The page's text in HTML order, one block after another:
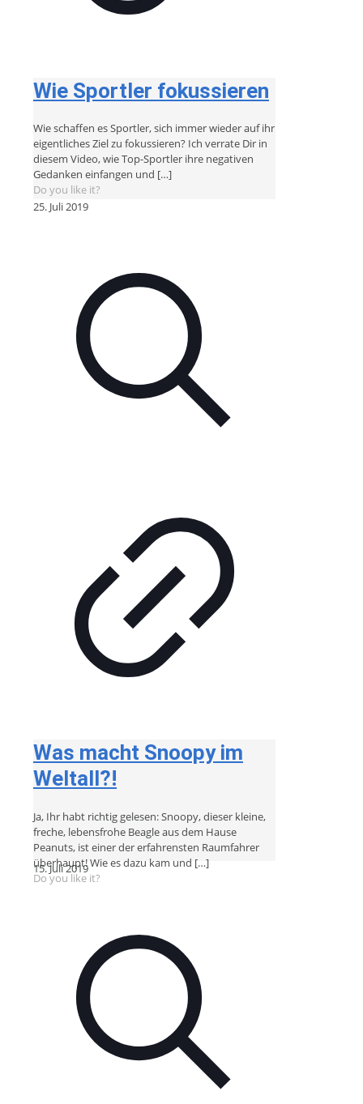
Wie Sportler fokussieren
Wie schaffen es Sportler, sich immer wieder auf ihr
eigentliches Ziel zu fokussieren? Ich verrate Dir in
diesem Video, wie Top-Sportler ihre negativen
Gedanken einfangen und […]
Do you like it?
25. Juli 2019
Was macht Snoopy im
Weltall?!
Ja, Ihr habt richtig gelesen: Snoopy, dieser kleine,
freche, lebensfrohe Beagle aus dem Hause
Peanuts, ist einer der erfahrensten Raumfahrer
überhaupt! Wie es dazu kam und […]
Do you like it?
15. Juli 2019